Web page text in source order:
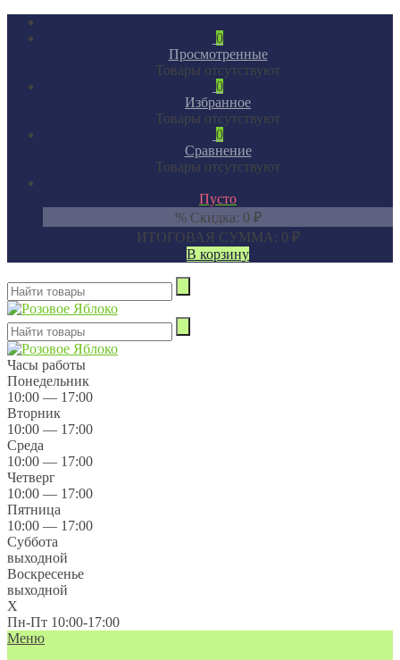
0
Просмотренные
Товары отсутствуют
0
Избранное
Товары отсутствуют
0
Сравнение
Товары отсутствуют
Пусто
% Скидка: 0 ₽
ИТОГОВАЯ СУММА: 0 ₽
В корзину
Часы работы
Понедельник
10:00 — 17:00
Вторник
10:00 — 17:00
Среда
10:00 — 17:00
Четверг
10:00 — 17:00
Пятница
10:00 — 17:00
Суббота
выходной
Воскресенье
выходной
X
Пн-Пт 10:00-17:00
Меню